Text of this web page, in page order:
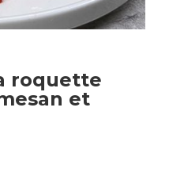
roquette
et